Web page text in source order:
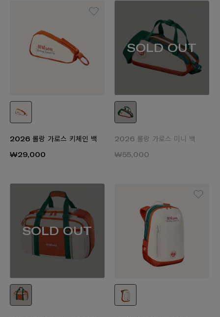
2026 롤랑 가로스 키체인 백
₩29,000
SOLD OUT
2026 롤랑 가로스 미니 백
₩55,000
SOLD OUT